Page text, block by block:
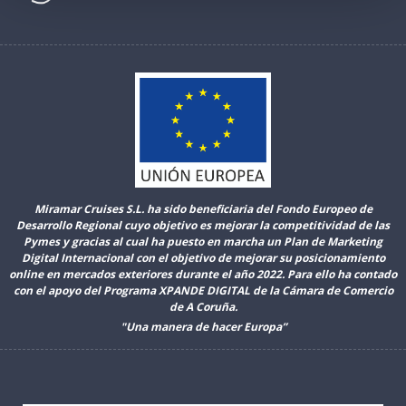
Miramar Cruises S.L. ha sido beneficiaria del Fondo Europeo de
Desarrollo Regional cuyo objetivo es mejorar la competitividad de las
Pymes y gracias al cual ha puesto en marcha un Plan de Marketing
Digital Internacional con el objetivo de mejorar su posicionamiento
online en mercados exteriores durante el año 2022. Para ello ha contado
con el apoyo del Programa XPANDE DIGITAL de la Cámara de Comercio
de A Coruña.
"Una manera de hacer Europa”